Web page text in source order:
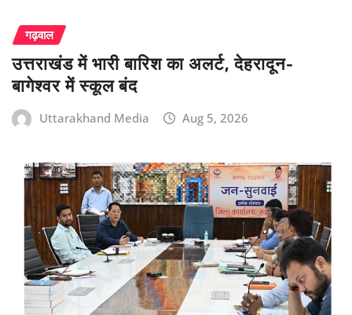
गढ़वाल
उत्तराखंड में भारी बारिश का अलर्ट, देहरादून-
बागेश्वर में स्कूल बंद
Uttarakhand Media Aug 5, 2026